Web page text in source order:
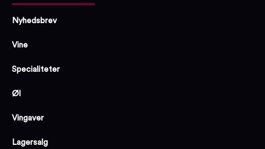
Nyhedsbrev
Vine
Specialiteter
Øl
Vingaver
Lagersalg